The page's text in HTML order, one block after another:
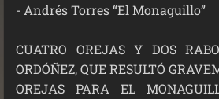
- Andrés Torres “El Monaguillo”
CUATRO OREJAS Y DOS
ORDÓÑEZ, QUE RESULTÓ
OREJAS PARA EL